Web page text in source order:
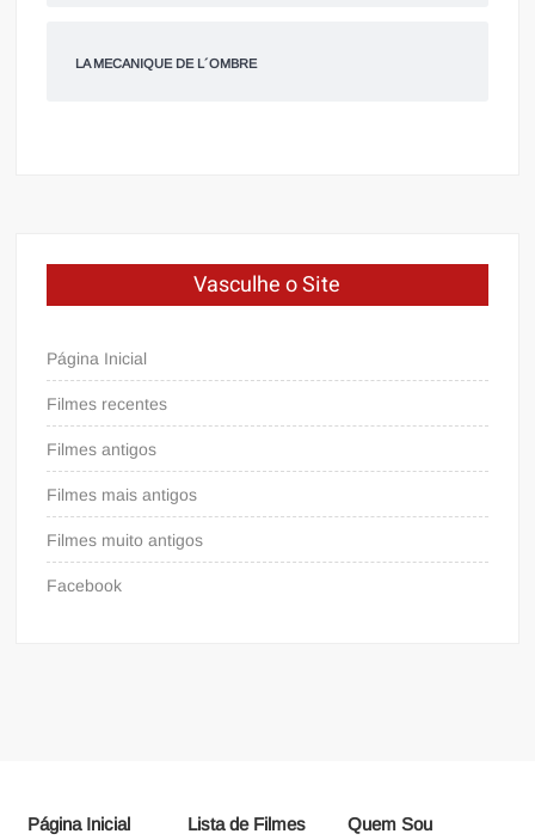
LA MECANIQUE DE L´OMBRE
Vasculhe o Site
Página Inicial
Filmes recentes
Filmes antigos
Filmes mais antigos
Filmes muito antigos
Facebook
Página Inicial Lista de Filmes Quem Sou